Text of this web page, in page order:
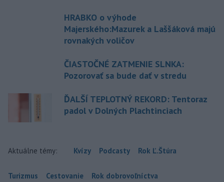
HRABKO o výhode
Majerského:Mazurek a Laššáková majú
rovnakých voličov
ČIASTOČNÉ ZATMENIE SLNKA:
Pozorovať sa bude dať v stredu
ĎALŠÍ TEPLOTNÝ REKORD: Tentoraz
padol v Dolných Plachtinciach
Aktuálne témy: Kvízy Podcasty Rok Ľ.Štúra
Turizmus Cestovanie Rok dobrovoľníctva